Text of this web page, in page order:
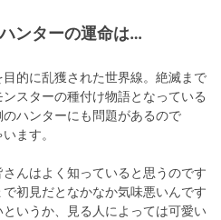
ンターの運命は…
的に乱獲された世界線。絶滅まで
スターの種付け物語となっている
ハンターにも問題があるので
ます。
んはよく知っていると思うのです
初見だとなかなか気味悪いんです
いうか、見る人によっては可愛い